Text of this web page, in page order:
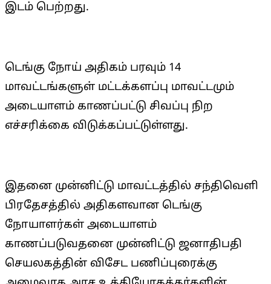
இடம் பெற்றது.
டெங்கு நோய் அதிகம் பரவும் 14
மாவட்டங்களுள் மட்டக்களப்பு மாவட்டமும்
அடையாளம் காணப்பட்டு சிவப்பு நிற
எச்சரிக்கை விடுக்கப்பட்டுள்ளது.
இதனை முன்னிட்டு மாவட்டத்தில் சந்திவெளி
பிரதேசத்தில் அதிகளவான டெங்கு
நோயாளர்கள் அடையாளம்
காணப்படுவதனை முன்னிட்டு ஜனாதிபதி
செயலகத்தின் விசேட பணிப்புரைக்கு